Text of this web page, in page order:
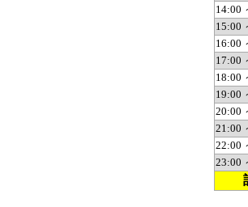
14:00
15:00
16:00
17:00
18:00
19:00
20:00
21:00
22:00
23:00